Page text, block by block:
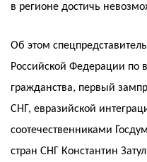
в регионе достичь
Об этом
Российской Федерации по
гражданства, первый
СНГ, евразийской
соотечественниками
стран СНГ Константин